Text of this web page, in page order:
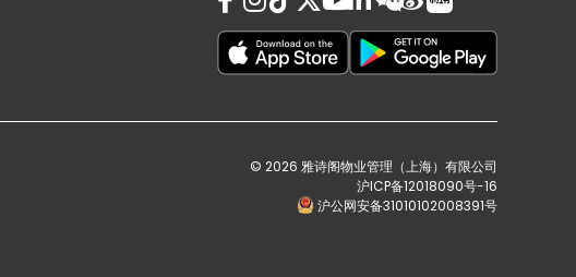
© 2026 雅诗阁物业管理（上海）有限公司
沪ICP备12018090号-16
沪公网安备31010102008391号